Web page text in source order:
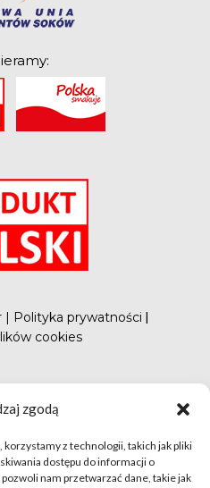
zgodą
korzystamy z technologii, takich jak pliki
dostępu do informacji o
nam przetwarzać dane, takie jak
| Polityka prywatności |
cookies